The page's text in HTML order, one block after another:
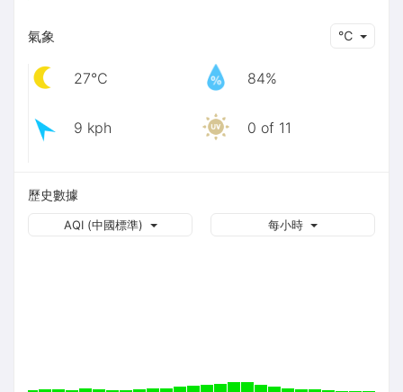
氣象 ℃
27℃ 84%
9 kph 0 of 11
歷史數據
每小時
AQI (中國標準)